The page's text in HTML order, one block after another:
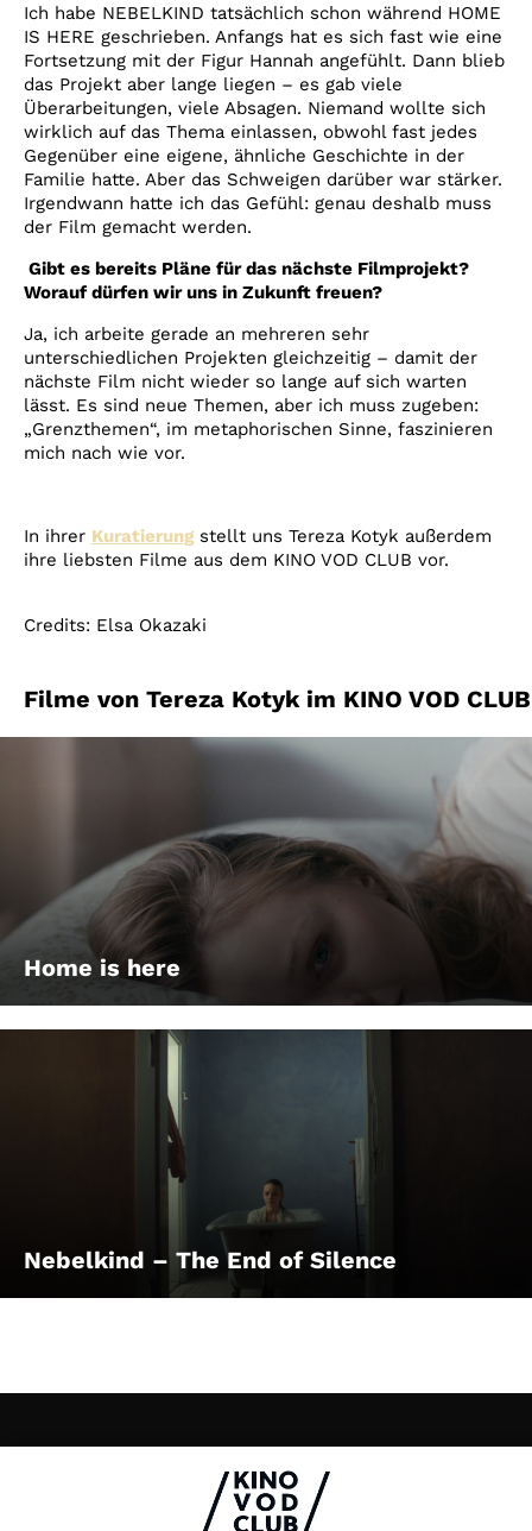
Ich habe NEBELKIND tatsächlich schon während HOME
IS HERE geschrieben. Anfangs hat es sich fast wie eine
Fortsetzung mit der Figur Hannah angefühlt. Dann blieb
das Projekt aber lange liegen – es gab viele
Überarbeitungen, viele Absagen. Niemand wollte sich
wirklich auf das Thema einlassen, obwohl fast jedes
Gegenüber eine eigene, ähnliche Geschichte in der
Familie hatte. Aber das Schweigen darüber war stärker.
Irgendwann hatte ich das Gefühl: genau deshalb muss
der Film gemacht werden.
Gibt es bereits Pläne für das nächste Filmprojekt?
Worauf dürfen wir uns in Zukunft freuen?
Ja, ich arbeite gerade an mehreren sehr
unterschiedlichen Projekten gleichzeitig – damit der
nächste Film nicht wieder so lange auf sich warten
lässt. Es sind neue Themen, aber ich muss zugeben:
„Grenzthemen“, im metaphorischen Sinne, faszinieren
mich nach wie vor.
In ihrer Kuratierungstellt uns Tereza Kotyk außerdem
ihre liebsten Filme aus dem KINO VOD CLUB vor.
Credits: Elsa Okazaki
Filme von Tereza Kotyk im KINO VOD CLUB
Home is here
Nebelkind – The End of Silence
AGB
Kontakt